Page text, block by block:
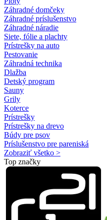
Záhradné domčeky
Záhradné príslušenstvo
Záhradné náradie
Siete, fólie a plachty
Prístrešky na auto
Pestovanie
Záhradná technika
Dlažba
Detský program
Sauny
Grily
Koterce
Prístrešky
Prístrešky na drevo
Búdy pre psov
Príslušenstvo pre pareniská
Zobraziť všetko >
Top značky